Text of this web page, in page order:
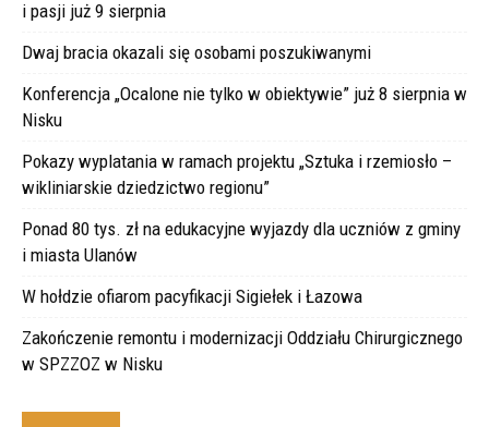
i pasji już 9 sierpnia
Dwaj bracia okazali się osobami poszukiwanymi
Konferencja „Ocalone nie tylko w obiektywie” już 8 sierpnia w
Nisku
Pokazy wyplatania w ramach projektu „Sztuka i rzemiosło –
wikliniarskie dziedzictwo regionu”
Ponad 80 tys. zł na edukacyjne wyjazdy dla uczniów z gminy
i miasta Ulanów
W hołdzie ofiarom pacyfikacji Sigiełek i Łazowa
Zakończenie remontu i modernizacji Oddziału Chirurgicznego
w SPZZOZ w Nisku